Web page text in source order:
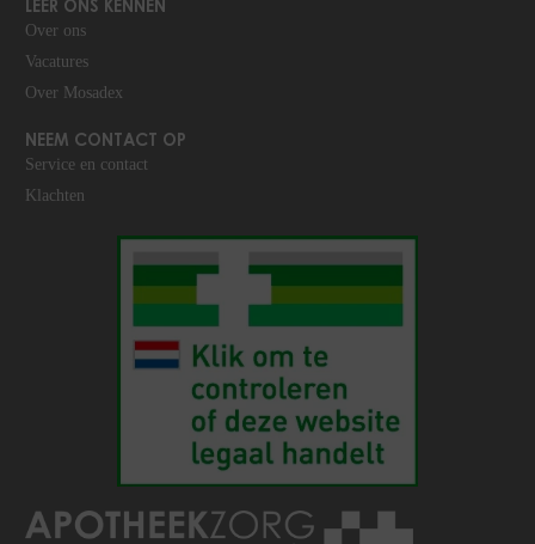
LEER ONS KENNEN
Over ons
Vacatures
Over Mosadex
NEEM CONTACT OP
Service en contact
Klachten